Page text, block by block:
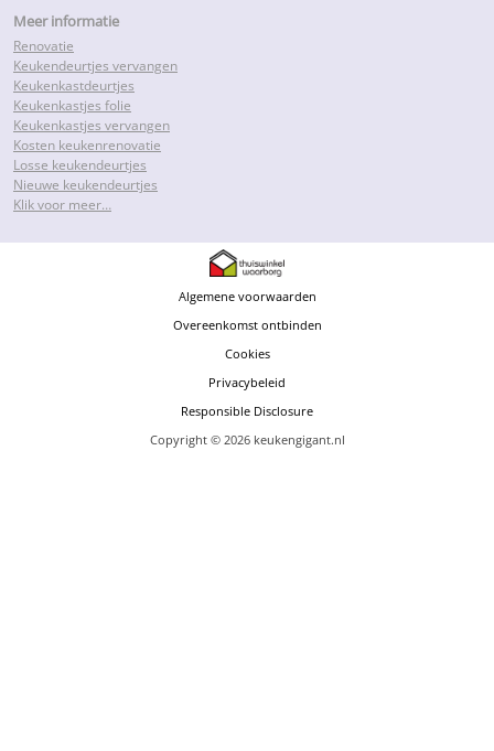
Meer informatie
Renovatie
Keukendeurtjes vervangen
Keukenkastdeurtjes
Keukenkastjes folie
Keukenkastjes vervangen
Kosten keukenrenovatie
Losse keukendeurtjes
Nieuwe keukendeurtjes
Klik voor meer…
Algemene voorwaarden
Overeenkomst ontbinden
Cookies
Privacybeleid
Responsible Disclosure
Copyright © 2026 keukengigant.nl